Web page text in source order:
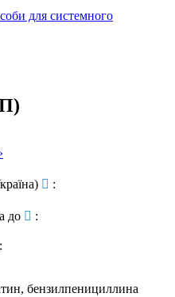
для системного
:
до
:
:
бензилпенициллина